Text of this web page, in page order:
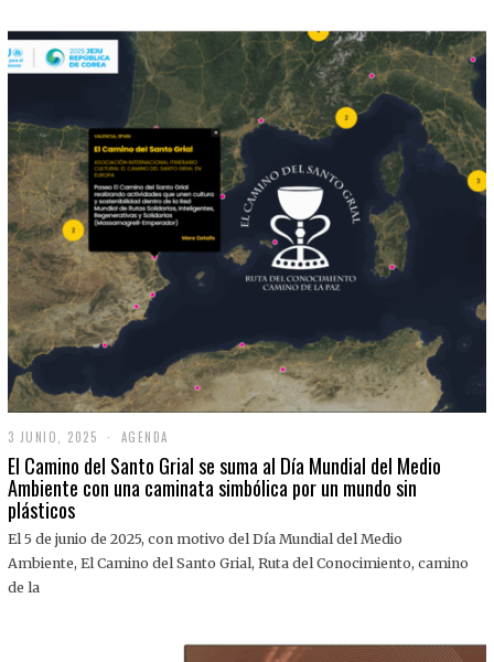
0
2
5
3 JUNIO, 2025
J
U
N
,
0
AGENDA
El Camino del Santo Grial se suma al Día Mundial del Medio
Ambiente con una caminata simbólica por un mundo sin
plásticos
El 5 de junio de 2025, con motivo del Día Mundial del Medio
Ambiente, El Camino del Santo Grial, Ruta del Conocimiento, camino
de la